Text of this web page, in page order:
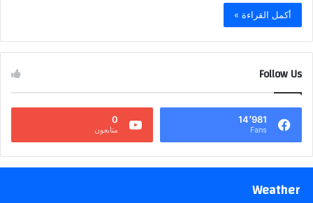
أكمل القراءة »
Follow Us
14٬981
Fans
0
متابعون
Weather